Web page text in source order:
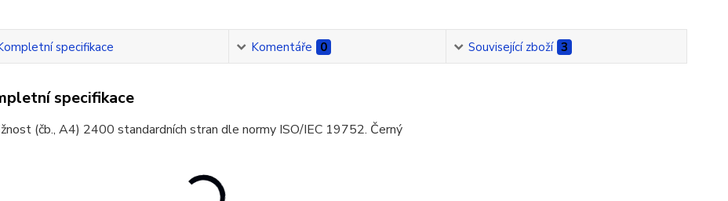
specifikace Komentáře 0 Související zboží 3
specifikace
(čb., A4) 2400 standardních stran dle normy ISO/IEC 19752. Černý